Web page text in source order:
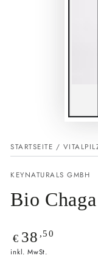
STARTSEITE /
KEYNATURALS GMBH
Bio
Regulärer
Preis
€ 38 ,50
inkl. MwSt.